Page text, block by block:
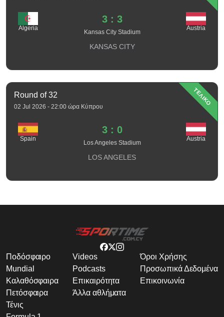
Algeria
3 : 3
Kansas City Stadium
Austria
KANSAS CITY
ΤΕΛΙΚΟ
Round of 32
02 Jul 2026 - 22:00 ώρα Κύπρου
Spain
3 : 0
Los Angeles Stadium
Austria
LOS ANGELES
Ποδόσφαιρο
Mundial
Καλαθόσφαιρα
Πετόσφαιρα
Τένις
Videos
Podcasts
Επικαιρότητα
Άλλα αθλήματα
Όροι Χρήσης
Προσωπικά Δεδομένα
Επικοινωνία